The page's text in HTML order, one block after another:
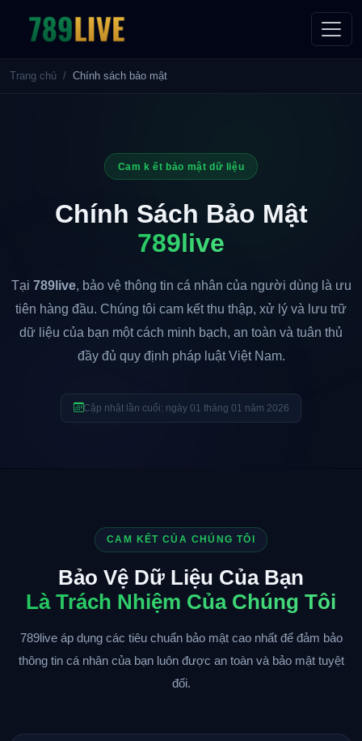
Trang chủ Chính sách bảo mật
Cam k ết bảo mật dữ liệu
Chính Sách Bảo Mật
789live
Tại 789live, bảo vệ thông tin cá nhân của người dùng là ưu
tiên hàng đầu. Chúng tôi cam kết thu thập, xử lý và lưu trữ
dữ liệu của bạn một cách minh bạch, an toàn và tuân thủ
đầy đủ quy định pháp luật Việt Nam.
Cập nhật lần cuối: ngày 01 tháng 01 năm 2026
CAM KẾT CỦA CHÚNG TÔI
Bảo Vệ Dữ Liệu Của Bạn
Là Trách Nhiệm Của Chúng Tôi
789live áp dụng các tiêu chuẩn bảo mật cao nhất để đảm bảo
thông tin cá nhân của bạn luôn được an toàn và bảo mật tuyệt
đối.